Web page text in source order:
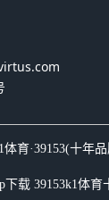
育·39153(十年
下载 39153k1体